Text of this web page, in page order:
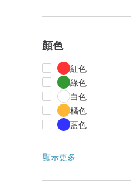
顏色
紅色
綠色
白色
橘色
藍色
顯示更多